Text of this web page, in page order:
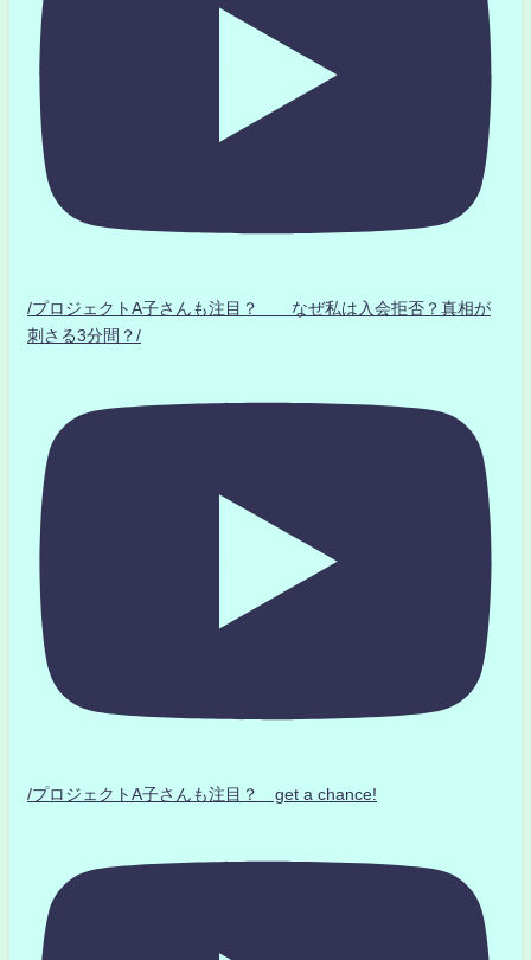
/プロジェクトA子さんも注目？ なぜ私は入会拒否？真相が
刺さる3分間？/
/プロジェクトA子さんも注目？ get a chance!